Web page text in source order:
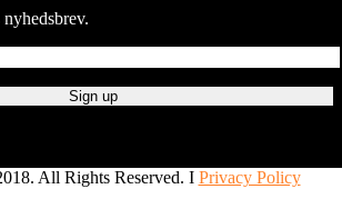
All Rights Reserved. I Privacy Policy